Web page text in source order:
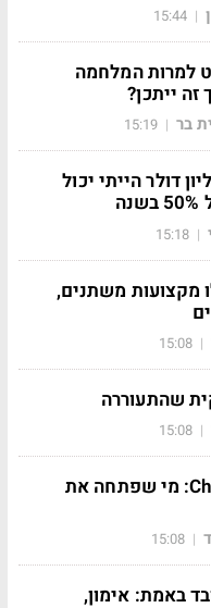
|
15:44
למרות המלחמה
ייתכן?
בר |
15:19
דולר הייתי יכול
|
15:18
מקצועות משתנים,
|
15:08
שהתעוררה
|
15:08
OpenAI ו-ChatGPT: מי שפתחה את
|
15:08
באמת: אימון,